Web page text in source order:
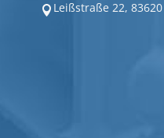
 Leißstraße 22,